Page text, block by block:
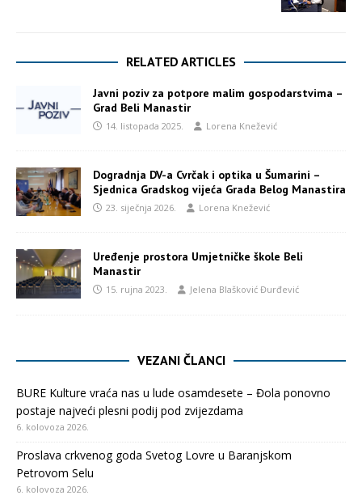
RELATED ARTICLES
Javni poziv za potpore malim gospodarstvima –
Grad Beli Manastir
14. listopada 2025. Lorena Knežević
Dogradnja DV-a Cvrčak i optika u Šumarini –
Sjednica Gradskog vijeća Grada Belog Manastira
23. siječnja 2026. Lorena Knežević
Uređenje prostora Umjetničke škole Beli
Manastir
15. rujna 2023. Jelena Blašković Đurđević
VEZANI ČLANCI
BURE Kulture vraća nas u lude osamdesete – Đola ponovno
postaje najveći plesni podij pod zvijezdama
6. kolovoza 2026.
Proslava crkvenog goda Svetog Lovre u Baranjskom
Petrovom Selu
6. kolovoza 2026.